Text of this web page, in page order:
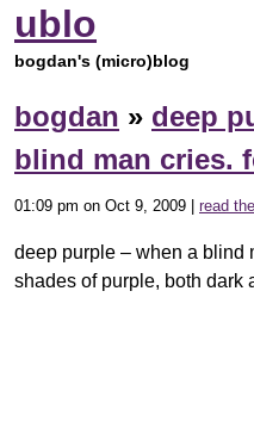
ublo
bogdan's (micro)blog
bogdan » deep
blind man cries.
01:09 pm on Oct 9, 2009 | read
deep purple – when a blind
shades of purple, both dark